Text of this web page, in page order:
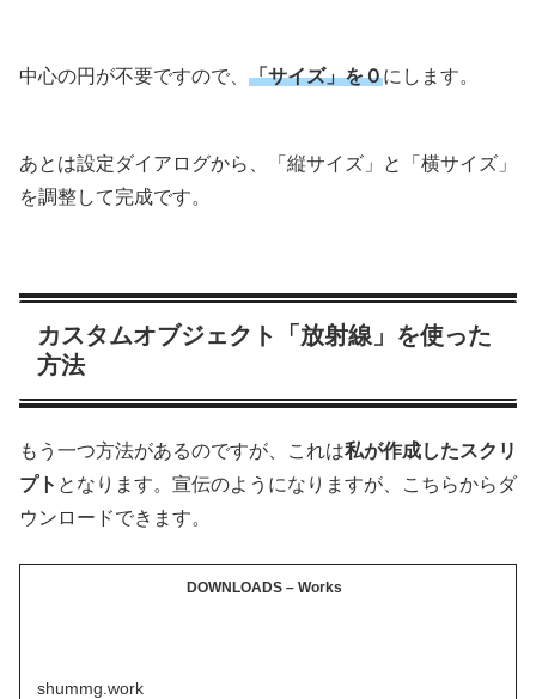
中心の円が不要ですので、 「サイズ」を０にします。
あとは設定ダイアログから、「縦サイズ」と「横サイズ」
を調整して完成です。
カスタムオブジェクト「放射線」を使った
方法
もう一つ方法があるのですが、これは私が作成したスクリ
プト となります。宣伝のようになりますが、こちらからダ
ウンロードできます。
DOWNLOADS – Works
shummg.work